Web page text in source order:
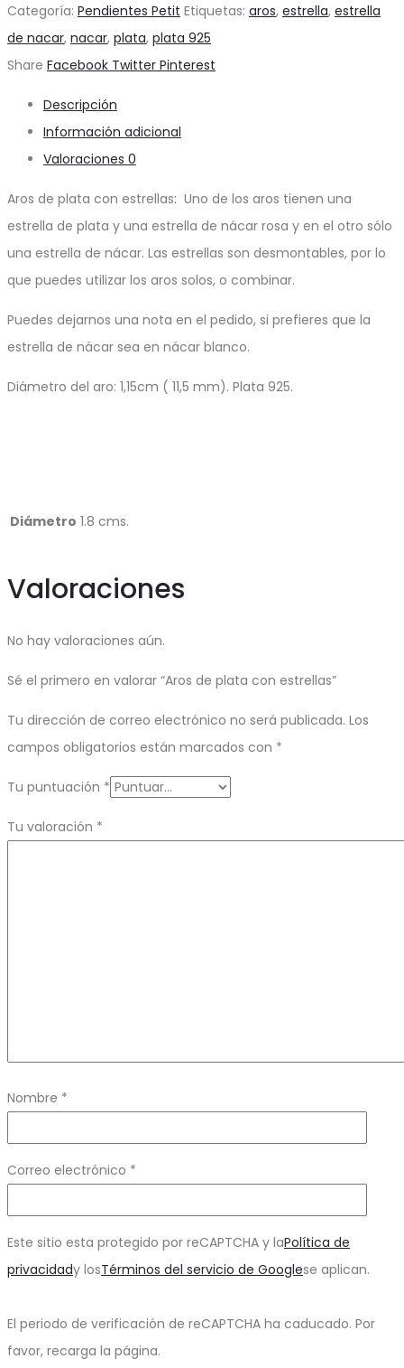
Categoría: Pendientes Petit Etiquetas: aros, estrella, estrella
de nacar, nacar, plata, plata 925
Share Facebook Twitter Pinterest
Descripción
Información adicional
Valoraciones 0
Aros de plata con estrellas: Uno de los aros tienen una
estrella de plata y una estrella de nácar rosa y en el otro sólo
una estrella de nácar. Las estrellas son desmontables, por lo
que puedes utilizar los aros solos, o combinar.
Puedes dejarnos una nota en el pedido, si prefieres que la
estrella de nácar sea en nácar blanco.
Diámetro del aro: 1,15cm ( 11,5 mm). Plata 925.
Diámetro 1.8 cms.
Valoraciones
No hay valoraciones aún.
Sé el primero en valorar “Aros de plata con estrellas”
Tu dirección de correo electrónico no será publicada. Los
campos obligatorios están marcados con *
Tu puntuación *
Tu valoración *
Nombre *
Correo electrónico *
Este sitio esta protegido por reCAPTCHA y laPolítica de
privacidady losTérminos del servicio de Googlese aplican.
El periodo de verificación de reCAPTCHA ha caducado. Por
favor, recarga la página.